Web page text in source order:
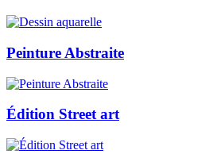
Peinture Abstraite
Édition Street art